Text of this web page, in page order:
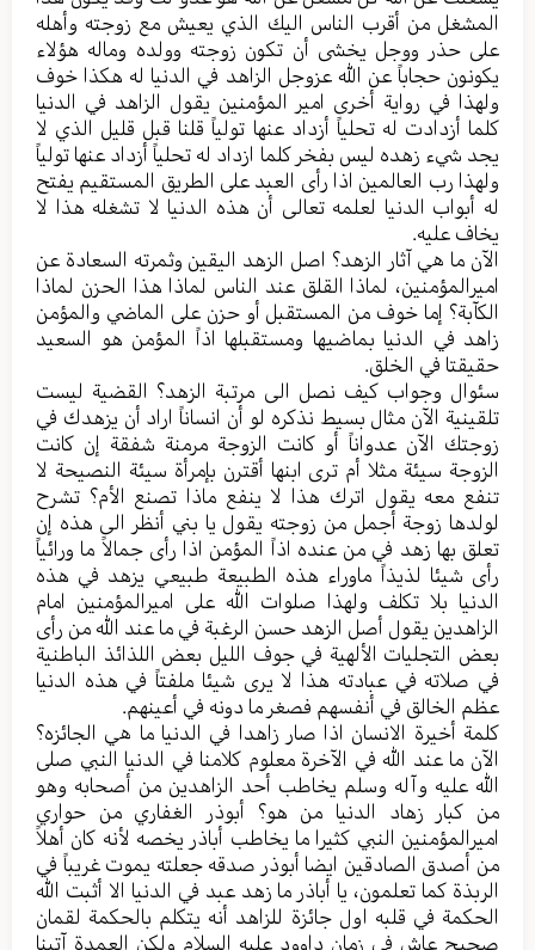
المشغل من أقرب الناس اليك الذي يعيش مع زوجته وأهله
على حذر ووجل يخشى أن تكون زوجته وولده وماله هؤلاء
يكونون حجاباً عن الله عزوجل الزاهد في الدنيا له هكذا خوف
ولهذا في رواية أخرى امير المؤمنين يقول الزاهد في الدنيا
كلما أزدادت له تحلياً أزداد عنها تولياً قلنا قبل قليل الذي لا
يجد شيء زهده ليس بفخر كلما ازداد له تحلياً أزداد عنها تولياً
ولهذا رب العالمين اذا رأى العبد على الطريق المستقيم يفتح
له أبواب الدنيا لعلمه تعالى أن هذه الدنيا لا تشغله هذا لا
يخاف عليه.
الآن ما هي آثار الزهد؟ اصل الزهد اليقين وثمرته السعادة عن
اميرالمؤمنين، لماذا القلق عند الناس لماذا هذا الحزن لماذا
الكآبة؟ إما خوف من المستقبل أو حزن على الماضي والمؤمن
زاهد في الدنيا بماضيها ومستقبلها اذاً المؤمن هو السعيد
حقيقتا في الخلق.
سئوال وجواب كيف نصل الى مرتبة الزهد؟ القضية ليست
تلقينية الآن مثال بسيط نذكره لو أن انساناً اراد أن يزهدك في
زوجتك الآن عدواناً أو كانت الزوجة مرمنة شفقة إن كانت
الزوجة سيئة مثلا أم ترى ابنها أقترن بإمرأة سيئة النصيحة لا
تنفع معه يقول اترك هذا لا ينفع ماذا تصنع الأم؟ تشرح
لولدها زوجة أجمل من زوجته يقول يا بني أنظر الى هذه إن
تعلق بها زهد في من عنده اذاً المؤمن اذا رأى جمالاً ما ورائياً
رأى شيئا لذيذاً ماوراء هذه الطبيعة طبيعي يزهد في هذه
الدنيا بلا تكلف ولهذا صلوات الله على اميرالمؤمنين امام
الزاهدين يقول أصل الزهد حسن الرغبة في ما عند الله من رأى
بعض التجليات الألهية في جوف الليل بعض اللذائذ الباطنية
في صلاته في عبادته هذا لا يرى شيئا ملفتاً في هذه الدنيا
عظم الخالق في أنفسهم فصغر ما دونه في أعينهم.
كلمة أخيرة الانسان اذا صار زاهدا في الدنيا ما هي الجائزه؟
الآن ما عند الله في الآخرة معلوم كلامنا في الدنيا النبي صلى
الله عليه وآله وسلم يخاطب أحد الزاهدين من أصحابه وهو
من كبار زهاد الدنيا من هو؟ أبوذر الغفاري من حواري
اميرالمؤمنين النبي كثيرا ما يخاطب أباذر يخصه لأنه كان أهلاً
من أصدق الصادقين ايضا أبوذر صدقه جعلته يموت غريباً في
الربذة كما تعلمون، يا أباذر ما زهد عبد في الدنيا الا أثبت الله
الحكمة في قلبه اول جائزة للزاهد أنه يتكلم بالحكمة لقمان
صحيح عاش في زمان داوود عليه السلام ولكن العمدة آتينا